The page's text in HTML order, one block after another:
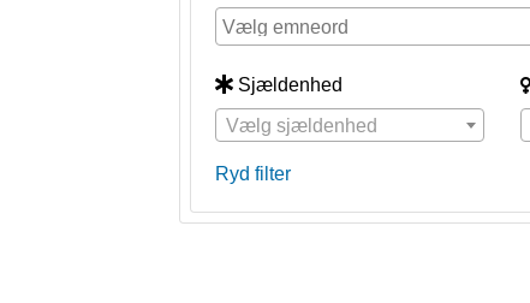
Sjældenhed
Vælg sjældenhed
Ryd filter